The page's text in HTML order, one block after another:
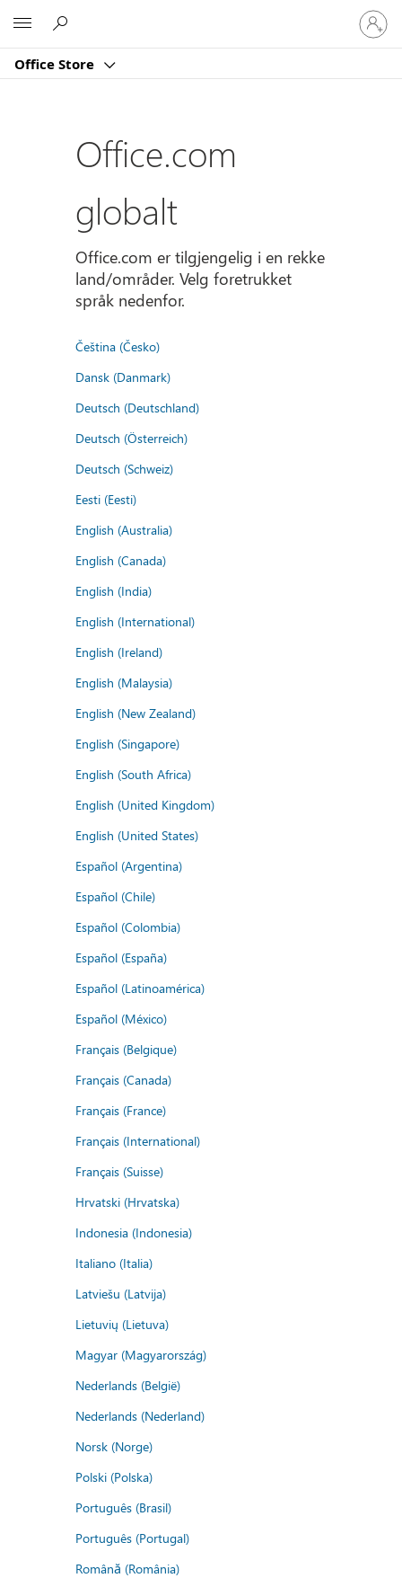
Office Store
Logg
på
kontoen
Office.com
globalt
Office.com er tilgjengelig i en rekke
land/områder. Velg foretrukket
språk nedenfor.
Čeština (Česko)
Dansk (Danmark)
Deutsch (Deutschland)
Deutsch (Österreich)
Deutsch (Schweiz)
Eesti (Eesti)
English (Australia)
English (Canada)
English (India)
English (International)
English (Ireland)
English (Malaysia)
English (New Zealand)
English (Singapore)
English (South Africa)
English (United Kingdom)
English (United States)
Español (Argentina)
Español (Chile)
Español (Colombia)
Español (España)
Español (Latinoamérica)
Español (México)
Français (Belgique)
Français (Canada)
Français (France)
Français (International)
Français (Suisse)
Hrvatski (Hrvatska)
Indonesia (Indonesia)
Italiano (Italia)
Latviešu (Latvija)
Lietuvių (Lietuva)
Magyar (Magyarország)
Nederlands (België)
Nederlands (Nederland)
Norsk (Norge)
Polski (Polska)
Português (Brasil)
Português (Portugal)
Română (România)